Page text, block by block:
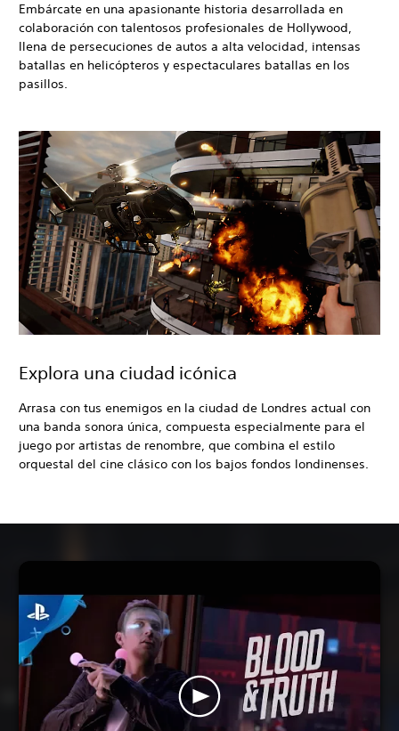
Embárcate en una apasionante historia desarrollada en
colaboración con talentosos profesionales de Hollywood,
llena de persecuciones de autos a alta velocidad, intensas
batallas en helicópteros y espectaculares batallas en los
pasillos.
Explora una ciudad icónica
Arrasa con tus enemigos en la ciudad de Londres actual con
una banda sonora única, compuesta especialmente para el
juego por artistas de renombre, que combina el estilo
orquestal del cine clásico con los bajos fondos londinenses.